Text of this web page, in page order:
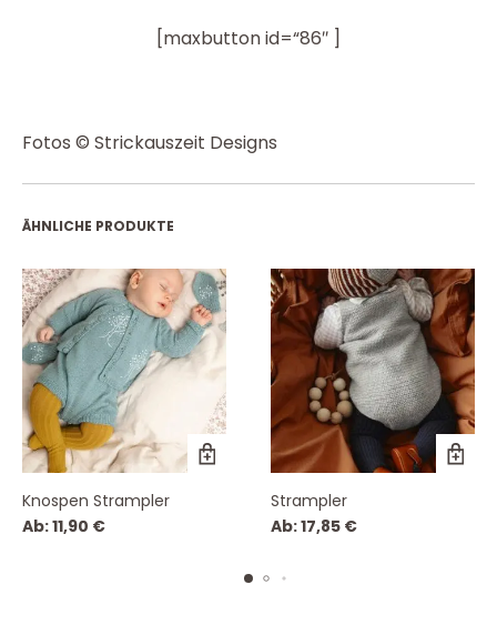
[maxbutton id=“86″ ]
Fotos © Strickauszeit Designs
ÄHNLICHE PRODUKTE
Knospen Strampler
Ab:11,90 €
Strampler
Ab:17,85 €